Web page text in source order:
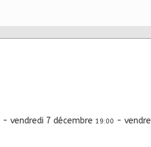
- vendredi 7 décembre 19:00 -